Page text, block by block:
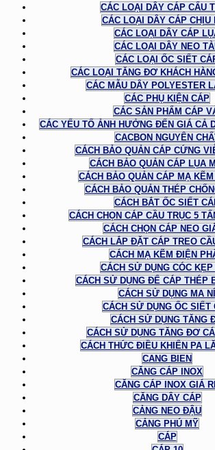
CÁC LOẠI DÂY CÁP CẨU
CÁC LOẠI DÂY CÁP CHỊU
CÁC LOẠI DÂY CÁP
CÁC LOẠI DÂY NEO
CÁC LOẠI ỐC SIẾT
CÁC LOẠI TĂNG ĐƠ KHÁCH
CÁC MẪU DÂY POLYESTER
CÁC PHỤ KIỆN CÁP
CÁC SẢN PHẨM CÁP
CÁC YẾU TỐ ẢNH HƯỞNG ĐẾN GIÁ CẢ
CACBON NGUYÊN
CÁCH BẢO QUẢN CÁP CỨNG
CÁCH BẢO QUẢN CÁP LỤA
CÁCH BẢO QUẢN CÁP MẠ
CÁCH BẢO QUẢN THÉP
CÁCH BẮT ỐC SIẾT
CÁCH CHỌN CÁP CẦU TRỤC 5
CÁCH CHỌN CÁP NEO
CÁCH LẮP ĐẶT CÁP TREO
CÁCH MẠ KẼM ĐIỆN
CÁCH SỬ DỤNG CÓC KẸP
CÁCH SỬ DỤNG ĐỂ CÁP THÉP
CÁCH SỬ DỤNG MA NÍ
CÁCH SỬ DỤNG ỐC SIẾT
CÁCH SỬ DỤNG TĂNG
CÁCH SỬ DỤNG TĂNG ĐƠ
CÁCH THỨC ĐIỀU KHIỂN PA
CANG BIEN
CĂNG CÁP INOX
CĂNG CÁP INOX GIÁ
CĂNG DÂY CÁP
CẢNG NEO ĐẬU
CẢNG PHÚ MỸ
CÁP